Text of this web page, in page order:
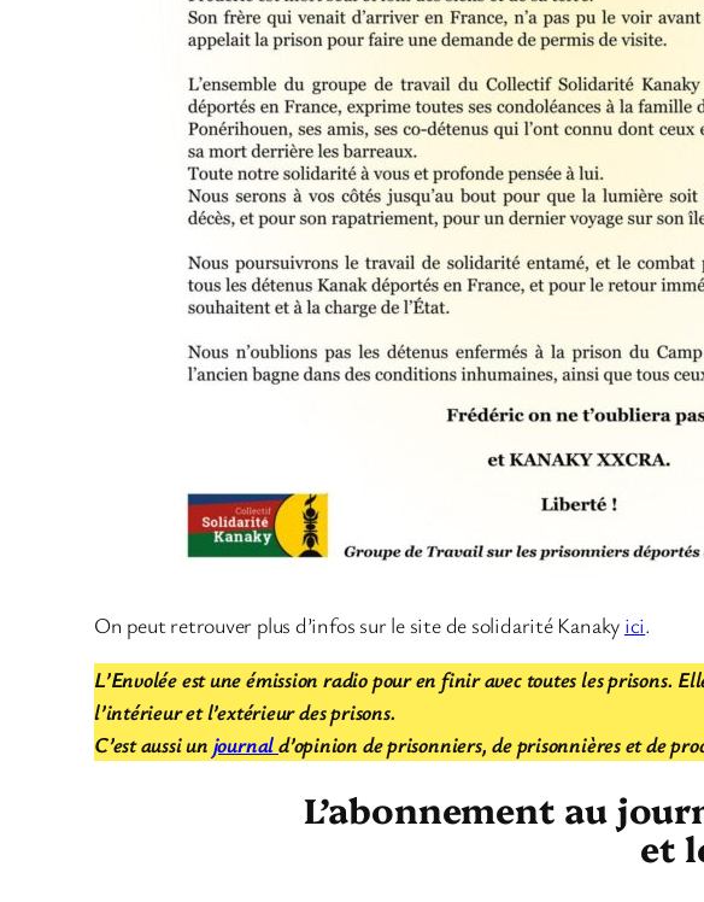
On peut retrouver plus d’infos sur le site de solidarité Kanaky ici.
L’Envolée est une émission radio pour en finir avec toutes les
l’intérieur et l’extérieur des prisons.
C’est aussi un journald’opinion de prisonniers, de prisonnières et de
L’abonnement au
et